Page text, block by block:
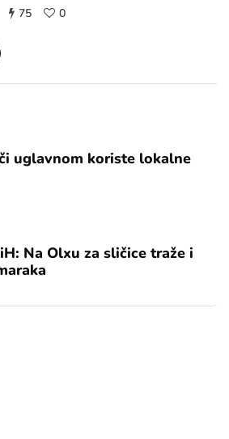
75 0
uglavnom koriste lokalne
Na Olxu za sličice traže i